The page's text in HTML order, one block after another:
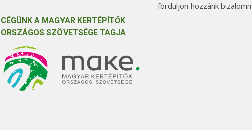
CÉGÜNK A MAGYAR KERTÉPÍTŐK
ORSZÁGOS SZÖVETSÉGE TAGJA
forduljon hozzánk